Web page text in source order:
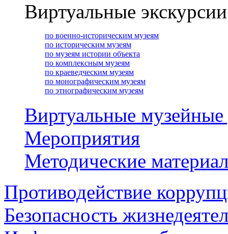
Виртуальные экскурсии
по военно-историческим музеям
по историческим музеям
по музеям истории объекта
по комплексным музеям
по краеведческим музеям
по монографическим музеям
по этнографическим музеям
Виртуальные
Мероприятия
Методические
Противодействие
Безопасность